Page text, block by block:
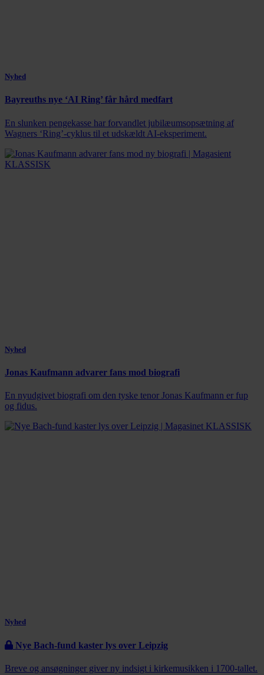
Nyhed
Bayreuths nye ‘AI Ring’ får hård medfart
En slunken pengekasse har forvandlet jubilæumsopsætning af
Wagners ‘Ring’-cyklus til et udskældt AI-eksperiment.
Nyhed
Jonas Kaufmann advarer fans mod biografi
En nyudgivet biografi om den tyske tenor Jonas Kaufmann er fup
og fidus.
Nyhed
Nye Bach-fund kaster lys over Leipzig
Breve og ansøgninger giver ny indsigt i kirkemusikken i 1700-tallet.